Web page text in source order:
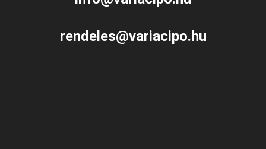
rendeles@variacipo.hu